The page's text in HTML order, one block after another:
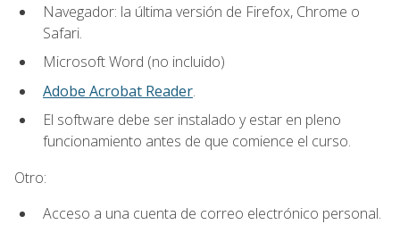
Navegador: la última versión de Firefox, Chrome o
Safari.
Microsoft Word (no incluido)
Adobe Acrobat Reader.
El software debe ser instalado y estar en pleno
funcionamiento antes de que comience el curso.
Otro:
Acceso a una cuenta de correo electrónico personal.